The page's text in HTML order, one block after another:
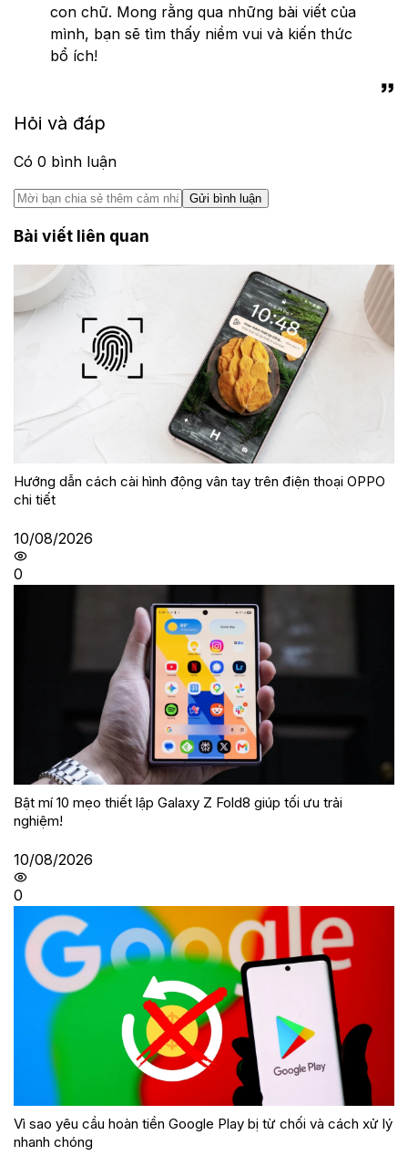
con chữ. Mong rằng qua những bài viết của
mình, bạn sẽ tìm thấy niềm vui và kiến thức
bổ ích!
Hỏi và đáp
Có 0 bình luận
Gửi bình luận
Bài viết liên quan
Hướng dẫn cách cài hình động vân tay trên điện thoại OPPO
chi tiết
10/08/2026
0
Bật mí 10 mẹo thiết lập Galaxy Z Fold8 giúp tối ưu trải
nghiệm!
10/08/2026
0
Vì sao yêu cầu hoàn tiền Google Play bị từ chối và cách xử lý
nhanh chóng